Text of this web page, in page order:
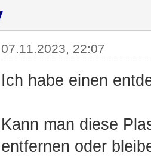
07.11.2023, 22:07
Ich habe einen
Kann man diese
entfernen oder